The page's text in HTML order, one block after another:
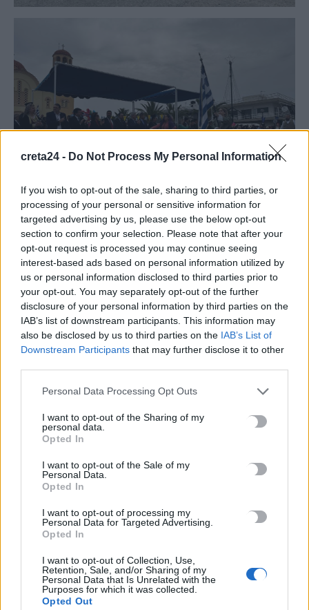
creta24 - Do Not Process My Personal Information
If you wish to opt-out of the sale, sharing to third parties, or
processing of your personal or sensitive information for
targeted advertising by us, please use the below opt-out
section to confirm your selection. Please note that after your
opt-out request is processed you may continue seeing
interest-based ads based on personal information utilized by
us or personal information disclosed to third parties prior to
your opt-out. You may separately opt-out of the further
disclosure of your personal information by third parties on the
IAB’s list of downstream participants. This information may
also be disclosed by us to third parties on the IAB’s List of
Downstream Participants that may further disclose it to other
Personal Data Processing Opt Outs
I want to opt-out of the Sharing of my
personal data.
Opted In
I want to opt-out of the Sale of my
Personal Data.
Opted In
I want to opt-out of processing my
Personal Data for Targeted Advertising.
Opted In
I want to opt-out of Collection, Use,
Retention, Sale, and/or Sharing of my
Personal Data that Is Unrelated with the
Purposes for which it was collected.
Opted Out
ΔΟΞΟΛΟΓΙΑ ΚΑΤΑΘΕΣΗ ΣΤΕΦΑΝΩΝ ΝΕΑ
ΝΕΑ ΑΛΙΚΑΡΝΑΣΣΟΣ ΠΑΡΕΛΑΣΗ
Το χρονικό με το νεκρό βρέφος –
Τι εξετάζουν οι Αρχές
Το Παγκρήτιο στάδιο επέλεξε
για την προετοιμασία της
επαγγελματιών αθλητών στο
άλμα εις μήκος
25 Μαρτίου, 2025